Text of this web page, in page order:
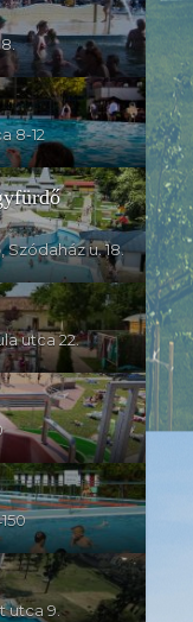
8-12
u. 18.
utca 22.
utca 9.